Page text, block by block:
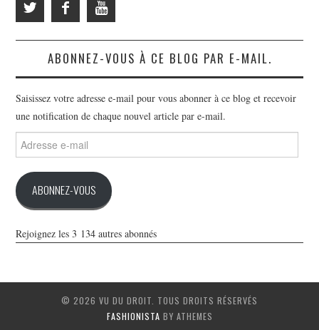
ABONNEZ-VOUS À CE BLOG PAR E-MAIL.
Saisissez votre adresse e-mail pour vous abonner à ce blog et recevoir
une notification de chaque nouvel article par e-mail.
Adresse
e-
ABONNEZ-VOUS
Rejoignez les 3 134 autres abonnés
© 2026 VU DU DROIT. TOUS DROITS RÉSERVÉS
FASHIONISTA BY ATHEMES